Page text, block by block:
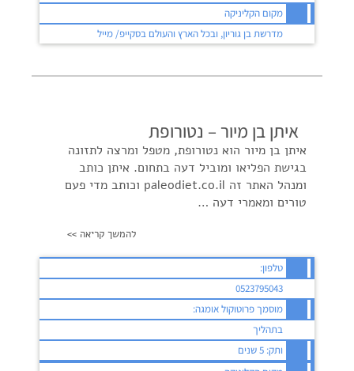
מקום הקליניקה
מדרשת בן גוריון, ובכל הארץ והעולם בסקייפ/ מייל
איתן בן מיור – נטורופת
איתן בן מיור הוא נטורופת, מטפל ומרצה לתזונה
בגישת הפליאו ומוביל דעה בתחום. איתן כותב
ומנהל האתר זה paleodiet.co.il וכותב מדי פעם
טורים ומאמרי דעה …
להמשך קריאה >>
טלפון:
0523795043
מוסמך פרוטוקול אומגה:
בתהליך
ותק: 5 שנים